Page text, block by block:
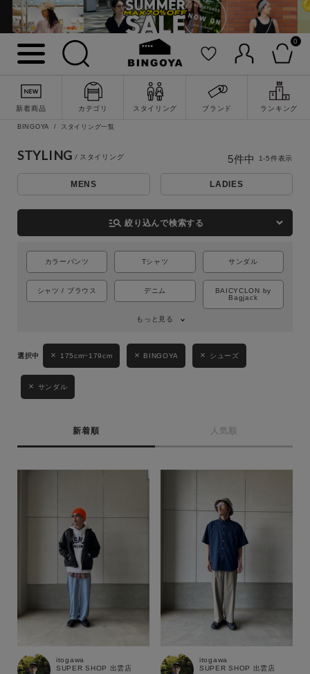
0
新着商品 カテゴリ スタイリング ブランド ランキング
BINGOYA スタイリング一覧
STYLING
MENS LADIES
manage_search 絞り込んで検索する
カラーパンツ Tシャツ サンダル
シャツ / ブラウス デニム
BAICYCLON by
Bagjack
もっと見る
175cm~179cm BINGOYA シューズ
サンダル
新着順 人気順
5件中 1-5件表示
itogawa
SUPER SHOP 出雲店
itogawa
SUPER SHOP 出雲店